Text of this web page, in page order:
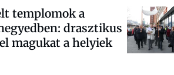
templomok a
drasztikus
magukat a helyiek